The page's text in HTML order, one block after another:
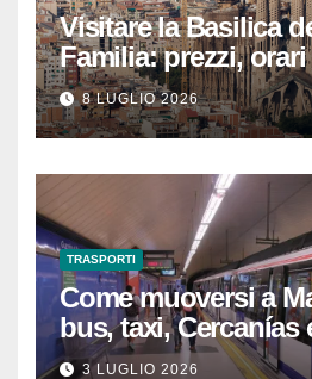
Visitare la Basilica
Familia: prezzi,
che devi sapere per
un’esperienza
8 LUGLIO 2026
TRASPORTI
Come muoversi a
bus, taxi, Cercanías
abbonamenti turistici
3 LUGLIO 2026